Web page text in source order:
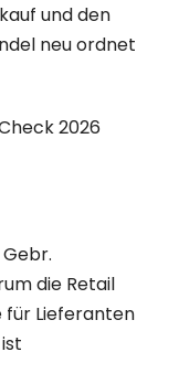
und den
neu ordnet
2026
Gebr.
die Retail
Lieferanten